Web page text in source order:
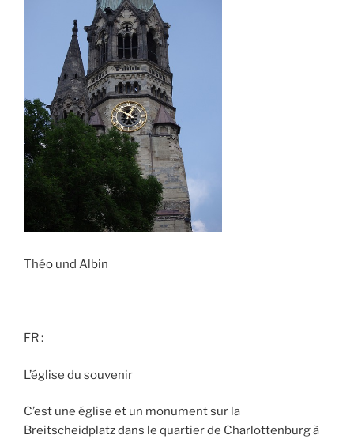
Théo und Albin
FR :
L’église du souvenir
C’est une église et un monument sur la
Breitscheidplatz dans le quartier de Charlottenburg à